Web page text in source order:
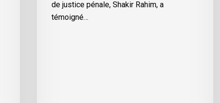
de justice pénale, Shakir Rahim, a
témoigné…